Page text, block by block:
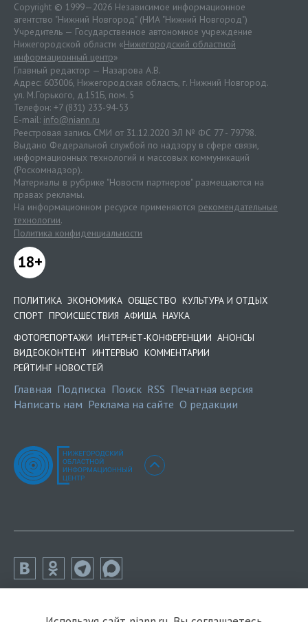
Copyright © 1999—2026 Независимое информационное
агентство "Нижний Новгород" (НИА "Нижний Новгород")
Учредитель — Государственное автономное учреждение
Нижегородской области «Нижегородский областной
информационный центр»
Главный редактор — Назарова А.В.
Адрес: 603006, Нижегородская область, г. Нижний Новгород.
ул. М.Горького, д.151Б, пом. 5
Телефон: +7 (831) 233-94-53
E-mail: info@niann.ru
Реестровая запись СМИ от 31.12.2020 ЭЛ № ФС 77 - 79798.
Выдано Федеральной службой по надзору в сфере связи,
информационных технологий и массовых коммуникаций
(Роскомнадзор).
Материалы в рубрике "Новости партнеров" размещаются на
правах рекламы.
На информационном ресурсе применяются рекомендательные
технологии.
Политика конфиденциальности
18+
ПОЛИТИКА ЭКОНОМИКА ОБЩЕСТВО КУЛЬТУРА И ОТДЫХ
СПОРТ ПРОИСШЕСТВИЯ АФИША НАУКА
ФОТОРЕПОРТАЖИ ИНТЕРНЕТ-КОНФЕРЕНЦИИ АНОНСЫ
ВИДЕОКОНТЕНТ ИНТЕРВЬЮ КОММЕНТАРИИ
РЕЙТИНГ НОВОСТЕЙ
Главная Подписка Поиск RSS Печатная версия
Написать нам Реклама на сайте О редакции